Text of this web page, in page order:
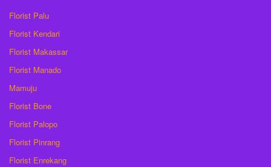
Florist Palu
Florist Kendari
Florist Makassar
Florist Manado
Mamuju
Florist Bone
Florist Palopo
Florist Pinrang
Florist Enrekang